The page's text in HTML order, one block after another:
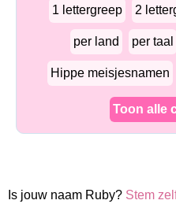
1 lettergreep 2
per land per taal
Hippe meisjesnamen
Toon alle
Is jouw naam Ruby? Stem